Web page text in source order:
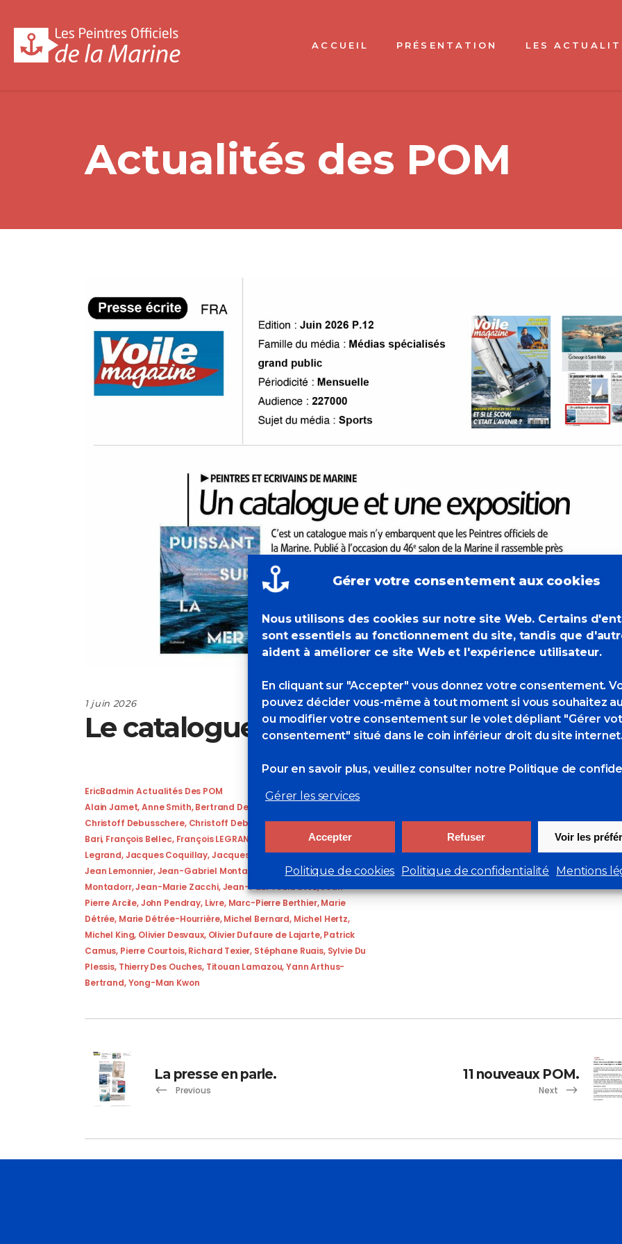
Gérer votre consentement aux cookies
Nous utilisons des cookies sur notre site Web. Certains
sont essentiels au fonctionnement du site, tandis que
aident à améliorer ce site Web et l'expérience utilisateur.
En cliquant sur "Accepter" vous donnez votre consentement.
pouvez décider vous-même à tout moment si vous souhaitez
ou modifier votre consentement sur le volet dépliant "Gérer
consentement" situé dans le coin inférieur droit du site internet.
Pour en savoir plus, veuillez consulter notre Politique de
Gérer les services
Accepter Refuser Voir les
Politique de cookies Politique de confidentialité Mentions
ACCUEIL PRÉSENTATION LES
Actualités des POM
1 juin 2026
Le catalogue du 46ème salon.
EricBadmin Actualités Des POM
Alain Jamet,Anne Smith,Bertrand De Miollis
Christoff Debusschere, Christoff Debusshère,Dirk Verdoorn,Eric
Bari, François Bellec, François LEGRAND Guy L’Hostis,Hélène
Legrand,Jacques Coquillay,Jacques Rohaut,Jean Gaumy,
Jean Lemonnier,Jean-Gabriel Montador
Jean-Gabriel
Montadorr,Jean-Marie Zacchi,Jean-Paul Tourbatez,Jean-
Pierre Arcile,John Pendray, Livre, Marc-Pierre Berthier,Marie
Détrée, Marie Détrée-Hourrière,Michel Bernard, Michel Hertz,
Michel King, Olivier Desvaux, Olivier Dufaure de Lajarte,Patrick
Camus, Pierre Courtois,Richard Texier, Stéphane Ruais, Sylvie Du
Plessis, Thierry Des Ouches, Titouan Lamazou,Yann Arthus-
Bertrand,Yong-Man Kwon
La presse en parle.
Previous
11 nouveaux POM.
Next